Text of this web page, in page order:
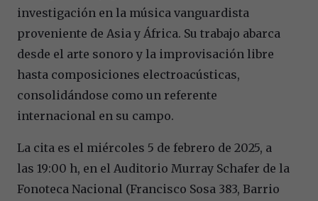
investigación en la música vanguardista
proveniente de Asia y África. Su trabajo abarca
desde el arte sonoro y la improvisación libre
hasta composiciones electroacústicas,
consolidándose como un referente
internacional en su campo.
La cita es el miércoles 5 de febrero de 2025, a
las 19:00 h, en el Auditorio Murray Schafer de la
Fonoteca Nacional (Francisco Sosa 383, Barrio